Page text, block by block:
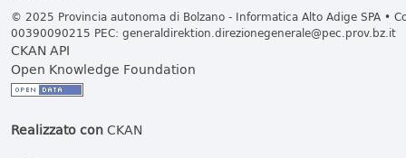
© 2025 Provincia autonoma di Bolzano - Informatica Alto Adige SPA •
00390090215 PEC: generaldirektion.direzionegenerale@pec.prov.bz.it
CKAN API
Open Knowledge Foundation
Realizzato conCKAN